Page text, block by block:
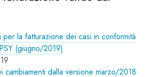
la fatturazione dei casi in conformità
(giugno/2019)
cambiamenti dalla versione marzo/2018